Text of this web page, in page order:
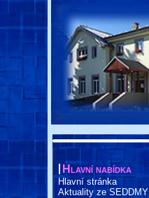
Hlavní nabídka
Hlavní stránka
Aktuality ze SEDDMY